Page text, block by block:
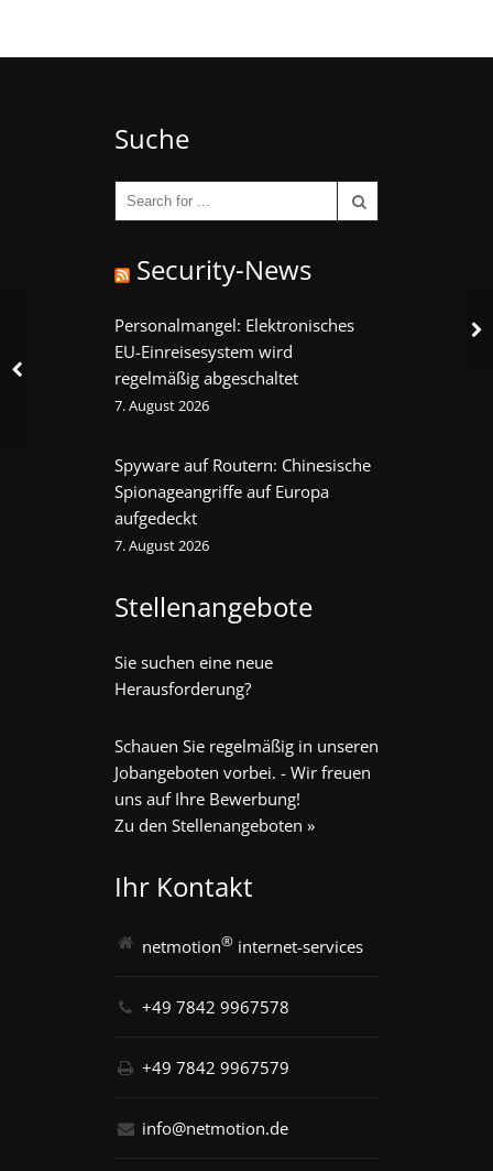
Suche
Security-News
Personalmangel: Elektronisches
EU-Einreisesystem wird
regelmäßig abgeschaltet
7. August 2026
Spyware auf Routern: Chinesische
Spionageangriffe auf Europa
aufgedeckt
7. August 2026
Stellenangebote
Sie suchen eine neue
Herausforderung?
Schauen Sie regelmäßig in unseren
Jobangeboten vorbei. - Wir freuen
uns auf Ihre Bewerbung!
Zu den Stellenangeboten »
Ihr Kontakt
netmotion® internet-services
+49 7842 9967578
+49 7842 9967579
info@netmotion.de